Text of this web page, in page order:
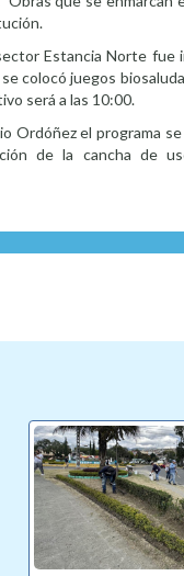
Estancia Norte fue
colocó juegos
será a las 10:00.
Ordóñez el programa
de la cancha de